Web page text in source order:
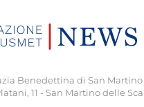
Benedettina di San Martino
11 - San Martino delle